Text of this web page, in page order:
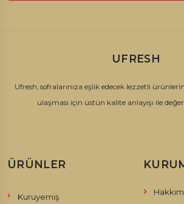
UFRESH
Ufresh, sofralarınıza eşlik edecek lezzetli
ulaşması için üstün kalite anlayışı ile değer
ÜRÜNLER
Kuruyemiş